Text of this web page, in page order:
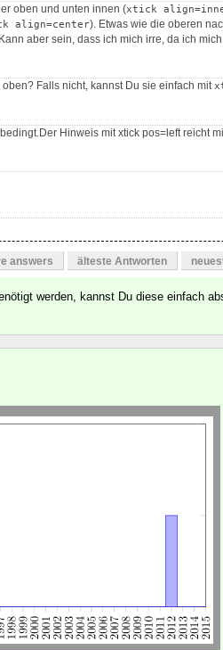
oben und unten innen (xtick
align=center). Etwas wie die oberen
aber sein, dass ich mich irre, da ich
Falls nicht, kannst Du sie einfach mit
Hinweis mit xtick pos=left reicht
answers älteste Antworten
werden, kannst Du diese einfach